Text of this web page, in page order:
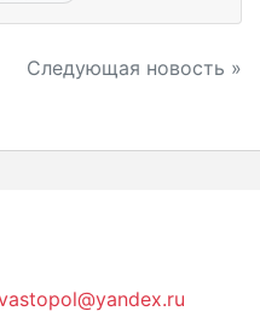
Следующая новость »